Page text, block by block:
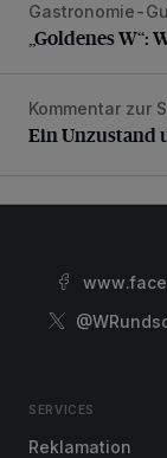
„Goldenes W“:
Gastronomie-
„Goldenes W“:
Ein Unzustand
Kommentar zur
Ein Unzustand
SERVICES
Reklamation